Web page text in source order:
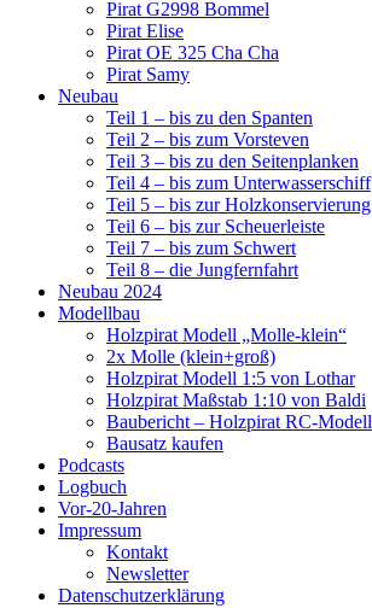
Pirat G2998 Bommel
Pirat Elise
Pirat OE 325 Cha Cha
Pirat Samy
Neubau
Teil 1 – bis zu den Spanten
Teil 2 – bis zum Vorsteven
Teil 3 – bis zu den Seitenplanken
Teil 4 – bis zum Unterwasserschiff
Teil 5 – bis zur Holzkonservierung
Teil 6 – bis zur Scheuerleiste
Teil 7 – bis zum Schwert
Teil 8 – die Jungfernfahrt
Neubau 2024
Modellbau
Holzpirat Modell „Molle-klein“
2x Molle (klein+groß)
Holzpirat Modell 1:5 von Lothar
Holzpirat Maßstab 1:10 von Baldi
Baubericht – Holzpirat RC-Modell
Bausatz kaufen
Podcasts
Logbuch
Vor-20-Jahren
Impressum
Kontakt
Newsletter
Datenschutzerklärung